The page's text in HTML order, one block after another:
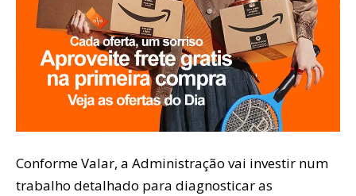
Conforme Valar, a Administração vai investir num
trabalho detalhado para diagnosticar as